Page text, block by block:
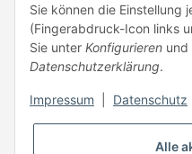
41460 Neuss
E-Mail: info @
Kundenservice
Mo - Fr 10:00 - 18:00
Sie können die Einstellung
(Fingerabdruck-Icon links
Sie unter Konfigurieren und
Datenschutzerklärung.
Impressum Datenschutz
Alle